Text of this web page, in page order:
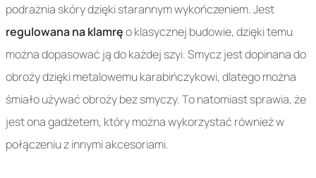
podrażnia skóry dzięki starannym wykończeniem. Jest
regulowana na klamręo klasycznej budowie, dzięki temu
można dopasować ją do każdej szyi. Smycz jest dopinana do
obroży dzięki metalowemu karabińczykowi, dlatego można
śmiało używać obroży bez smyczy. To natomiast sprawia, że
jest ona gadżetem, który można wykorzystać również w
połączeniu z innymi akcesoriami.